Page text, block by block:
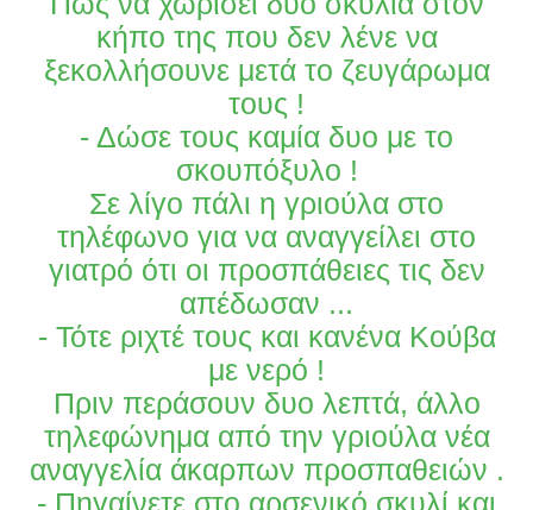
κήπο της που δεν λένε να
ξεκολλήσουνε μετά το ζευγάρωμα
τους !
- Δώσε τους καμία δυο με το
σκουπόξυλο !
Σε λίγο πάλι η γριούλα στο
τηλέφωνο για να αναγγείλει στο
γιατρό ότι οι προσπάθειες τις δεν
απέδωσαν ...
- Τότε ριχτέ τους και κανένα Κούβα
με νερό !
Πριν περάσουν δυο λεπτά, άλλο
τηλεφώνημα από την γριούλα νέα
αναγγελία άκαρπων προσπαθειών .
- Πηγαίνετε στο αρσενικό σκυλί και